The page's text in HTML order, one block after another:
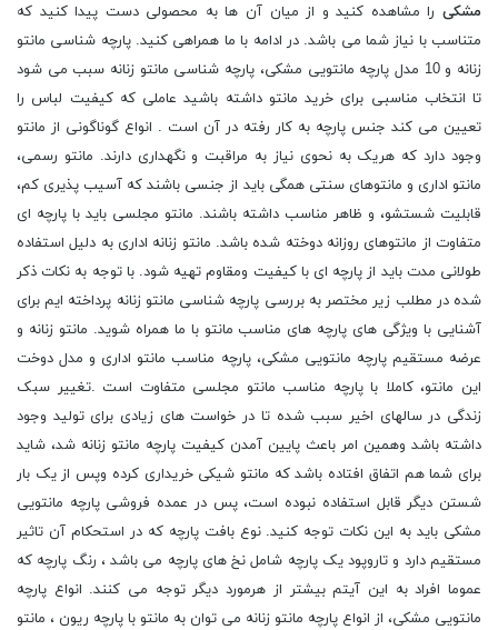
مشکی را مشاهده کنید و از میان آن ها به محصولی دست پیدا کنید که
متناسب با نیاز شما می باشد. در ادامه با ما همراهی کنید. پارچه شناسی مانتو
زنانه و 10 مدل پارچه مانتویی مشکی، پارچه شناسی مانتو زنانه سبب می شود
تا انتخاب مناسبی برای خرید مانتو داشته باشید عاملی که کیفیت لباس را
تعیین می کند جنس پارچه به کار رفته در آن است . انواع گوناگونی از مانتو
وجود دارد که هریک به نحوی نیاز به مراقبت و نگهداری دارند. مانتو رسمی،
مانتو اداری و مانتوهای سنتی همگی باید از جنسی باشند که آسیب پذیری کم،
قابلیت شستشو، و ظاهر مناسب داشته باشند. مانتو مجلسی باید با پارچه ای
متفاوت از مانتوهای روزانه دوخته شده باشد. مانتو زنانه اداری به دلیل استفاده
طولانی مدت باید از پارچه ای با کیفیت ومقاوم تهیه شود. با توجه به نکات ذکر
شده در مطلب زیر مختصر به بررسی پارچه شناسی مانتو زنانه پرداخته ایم برای
آشنایی با ویژگی های پارچه های مناسب مانتو با ما همراه شوید. مانتو زنانه و
عرضه مستقیم پارچه مانتویی مشکی، پارچه مناسب مانتو اداری و مدل دوخت
این مانتو، کاملا با پارچه مناسب مانتو مجلسی متفاوت است .تغییر سبک
زندگی در سالهای اخیر سبب شده تا در خواست های زیادی برای تولید وجود
داشته باشد وهمین امر باعث پایین آمدن کیفیت پارچه مانتو زنانه شد، شاید
برای شما هم اتفاق افتاده باشد که مانتو شیکی خریداری کرده وپس از یک بار
شستن دیگر قابل استفاده نبوده است، پس در عمده فروشی پارچه مانتویی
مشکی باید به این نکات توجه کنید. نوع بافت پارچه که در استحکام آن تاثیر
مستقیم دارد و تاروپود یک پارچه شامل نخ های پارچه می باشد ، رنگ پارچه که
عموما افراد به این آیتم بیشتر از هرمورد دیگر توجه می کنند. انواع پارچه
مانتویی مشکی، از انواع پارچه مانتو زنانه می توان به مانتو با پارچه ریون ، مانتو